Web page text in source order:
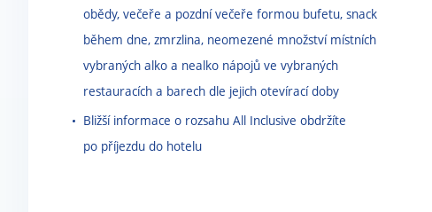
obědy, večeře a pozdní večeře formou bufetu, snack
během dne, zmrzlina, neomezené množství místních
vybraných alko a nealko nápojů ve vybraných
restauracích a barech dle jejich otevírací doby
Bližší informace o rozsahu All Inclusive obdržíte
po příjezdu do hotelu